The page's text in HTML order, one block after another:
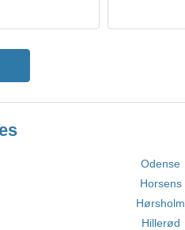
Odense
Horsens
Hørsholm
Hillerød